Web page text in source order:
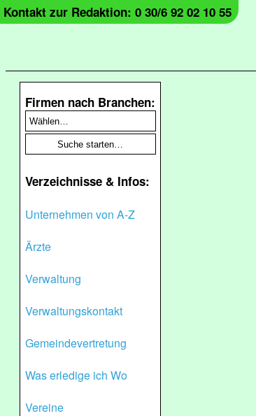
Kontakt zur Redaktion: 0 30/6 92 02 10 55
Firmen nach Branchen:
Verzeichnisse & Infos:
Unternehmen von A-Z
Ärzte
Verwaltung
Verwaltungskontakt
Gemeindevertretung
Was erledige ich Wo
Vereine